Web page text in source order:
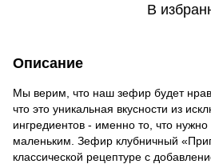
В
Описание
Мы верим, что наш зефир будет
что это уникальная вкусности из
ингредиентов - именно то, что
маленьким. Зефир клубничный
классической рецептуре с